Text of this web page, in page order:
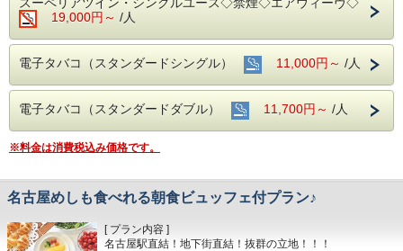
19,000円～ /人
電子タバコ（スタンダードシングル） 11,000円～ /人
電子タバコ（スタンダードダブル） 11,700円～ /人
※料金は消費税込み価格です。
名古屋めしも食べれる朝食ビュッフェ付プラン♪
[ プラン内容 ]
名古屋駅直結！地下街直結！抜群の立地！！！